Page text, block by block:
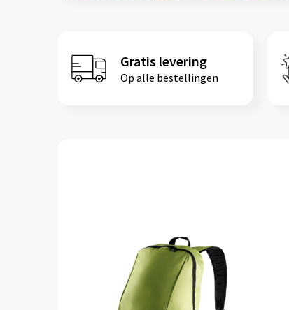
Gratis levering
Op alle bestellingen